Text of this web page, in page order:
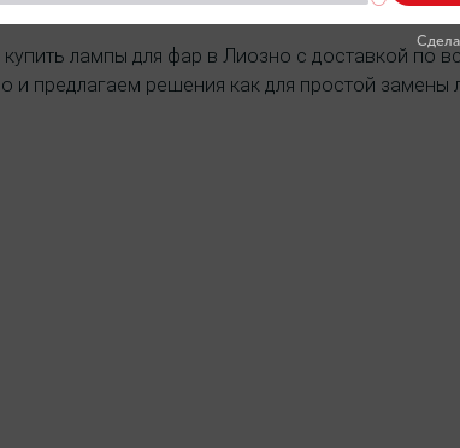
лампы для фар в Лиозно с доставкой по
предлагаем решения как для простой замены